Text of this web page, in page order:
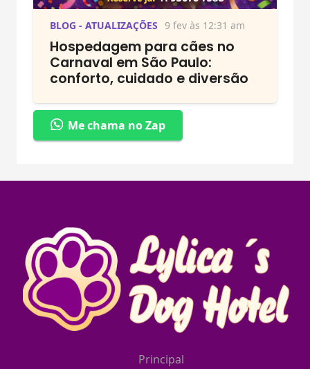
BLOG - ATUALIZAÇÕES 9 fev às 12:31 am
Hospedagem para cães no
Carnaval em São Paulo:
conforto, cuidado e diversão
Me chama no Zap
Principal